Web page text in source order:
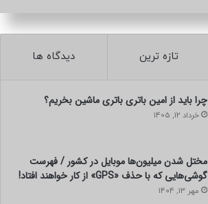
تازه ترین دیدگاه ها
چرا باید از امین باتری باتری ماشین بخریم؟
خرداد 12, 1405
مختل شدن میلیون‌ها موبایل در کشور / فهرست
گوشی‌هایی که با حذف «GPS» از کار خواهند افتاد!
مهر 13, 1404